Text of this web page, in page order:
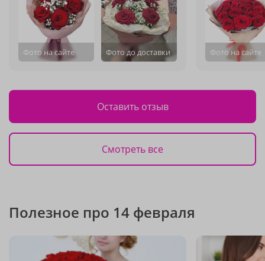
Фото на сайте Фото до доставки Фото на сайте
Оставить отзыв
Смотреть все
Полезное про 14 февраля